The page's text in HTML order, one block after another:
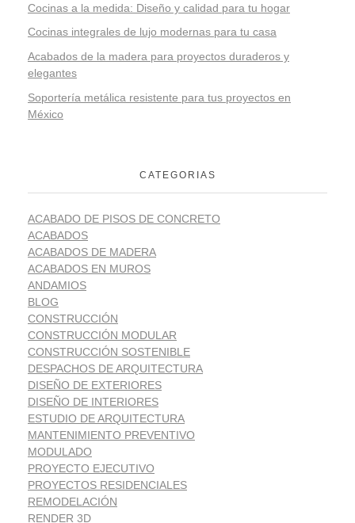
Cocinas a la medida: Diseño y calidad para tu hogar
Cocinas integrales de lujo modernas para tu casa
Acabados de la madera para proyectos duraderos y
elegantes
Soportería metálica resistente para tus proyectos en
México
CATEGORIAS
ACABADO DE PISOS DE CONCRETO
ACABADOS
ACABADOS DE MADERA
ACABADOS EN MUROS
ANDAMIOS
BLOG
CONSTRUCCIÓN
CONSTRUCCIÓN MODULAR
CONSTRUCCIÓN SOSTENIBLE
DESPACHOS DE ARQUITECTURA
DISEÑO DE EXTERIORES
DISEÑO DE INTERIORES
ESTUDIO DE ARQUITECTURA
MANTENIMIENTO PREVENTIVO
MODULADO
PROYECTO EJECUTIVO
PROYECTOS RESIDENCIALES
REMODELACIÓN
RENDER 3D